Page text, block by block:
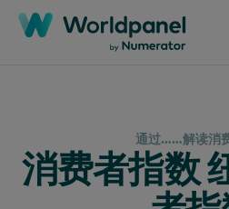
通过……解读消
消费者指数